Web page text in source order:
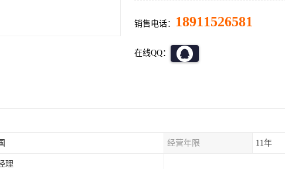
销售电话： 18911526581
在线QQ：
经营年限 11年
理